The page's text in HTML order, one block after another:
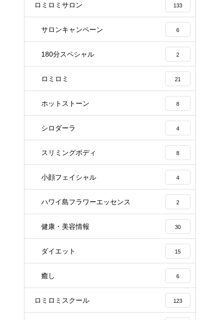
ロミロミサロン 133
サロンキャンペーン 6
180分スペシャル 2
ロミロミ 21
ホットストーン 8
シロダーラ 4
スリミングボディ 8
小顔フェイシャル 4
ハワイ島フラワーエッセンス 2
健康・美容情報 30
ダイエット 15
癒し 6
ロミロミスクール 123